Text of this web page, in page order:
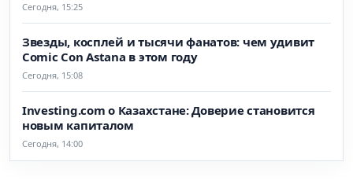
Сегодня, 15:25
Звезды, косплей и тысячи фанатов: чем удивит
Comic Con Astana в этом году
Сегодня, 15:08
Investing.com о Казахстане: Доверие становится
новым капиталом
Сегодня, 14:00